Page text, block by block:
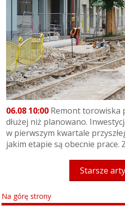
06.08 10:00 Remont torowiska
dłużej niż planowano.
w pierwszym kwartale
jakim etapie są obecnie prace.
Starsze
Na górę strony